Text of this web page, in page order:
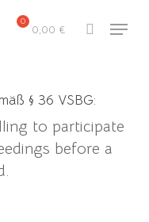
0,00 € search
Menu
§ 36 VSBG:
to participate
before a